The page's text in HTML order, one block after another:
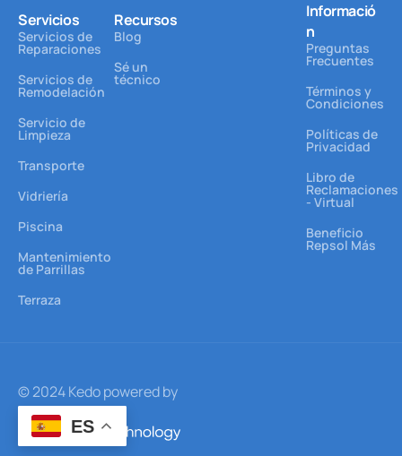
Servicios
Servicios de
Reparaciones
Servicios de
Remodelación
Servicio de
Limpieza
Transporte
Vidriería
Piscina
Mantenimiento
de Parrillas
Terraza
Recursos
Blog
Sé un
técnico
Informació
n
Preguntas
Frecuentes
Términos y
Condiciones
Políticas de
Privacidad
Libro de
Reclamaciones
- Virtual
Beneficio
Repsol Más
© 2024 Kedo powered by
ES